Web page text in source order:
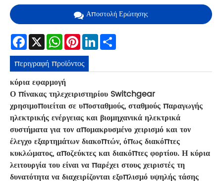
Αποστολή Ερώτησης
Facebook
X WhatsApp
Pinterest
LinkedIn
περιγραφή προϊόντος
κύρια εφαρμογή
Ο πίνακας τηλεχειριστηρίου Switchgear
χρησιμοποιείται σε υποσταθμούς, σταθμούς παραγωγής
ηλεκτρικής ενέργειας και βιομηχανικά ηλεκτρικά
συστήματα για τον απομακρυσμένο χειρισμό και τον
έλεγχο εξαρτημάτων διακοπτών, όπως διακόπτες
κυκλώματος, αποζεύκτες και διακόπτες φορτίου. Η κύρια
λειτουργία του είναι να παρέχει στους χειριστές τη
δυνατότητα να διαχειρίζονται εξοπλισμό υψηλής τάσης